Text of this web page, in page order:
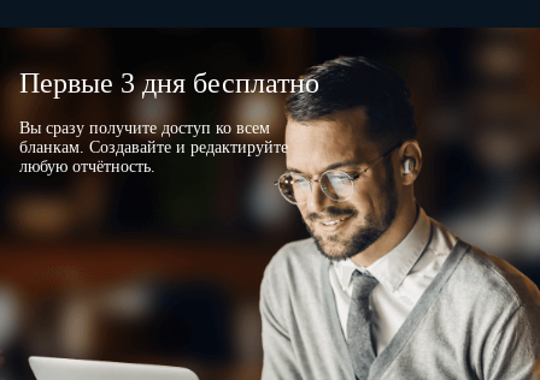
Первые 3 дня бесплатно
Вы сразу получите доступ ко всем
бланкам. Создавайте и редактируйте
любую отчётность.